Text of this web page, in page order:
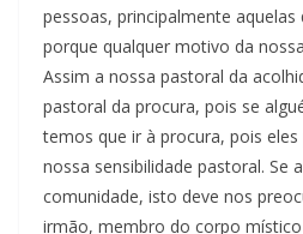
pessoas, principalmente
porque qualquer motivo da
Assim a nossa pastoral da
pastoral da procura, pois se
temos que ir à procura, pois
nossa sensibilidade pastoral. Se
comunidade, isto deve nos
irmão, membro do corpo